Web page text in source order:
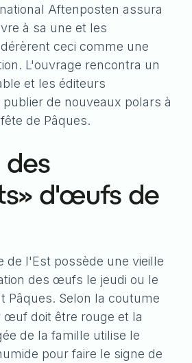
Aftenposten assura
à sa une et les
ceci comme une
L'ouvrage rencontra un
et les éditeurs
de nouveaux polars à
de Pâques.
des
d'œufs de
de l'Est possède une vieille
des œufs le jeudi ou le
Pâques. Selon la coutume
œuf doit être rouge et la
de la famille utilise le
pour faire le signe de